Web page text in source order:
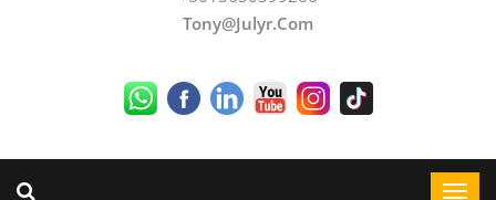
Tony@julyr.com